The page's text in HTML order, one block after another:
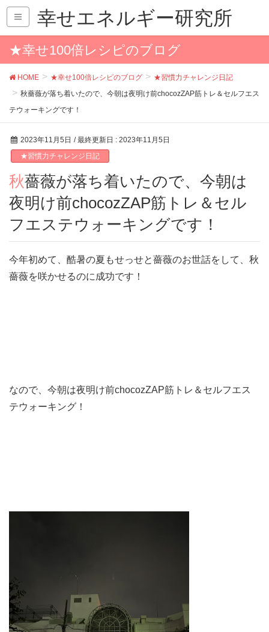
幸せエネルギー研究所
★幸せ100倍レシピのブログ
HOME ★幸せ100倍レシピのブログ
★習慣力チャレンジ日記
秋薔薇が落ち着いたので、今朝は夜明け前chocozZAP筋トレ＆セルフエス
テウォーキングです！
2023年11月5日 / 最終更新日 : 2023年11月5日
★習慣力チャレンジ日記
秋薔薇が落ち着いたので、今朝は
夜明け前chocozZAP筋トレ＆セル
フエステウォーキングです！
今年初めて、酷暑の夏もせっせと薔薇のお世話をして、秋
薔薇を咲かせるのに成功です！
なので、今朝は夜明け前chocozZAP筋トレ＆セルフエス
テウォーキング！